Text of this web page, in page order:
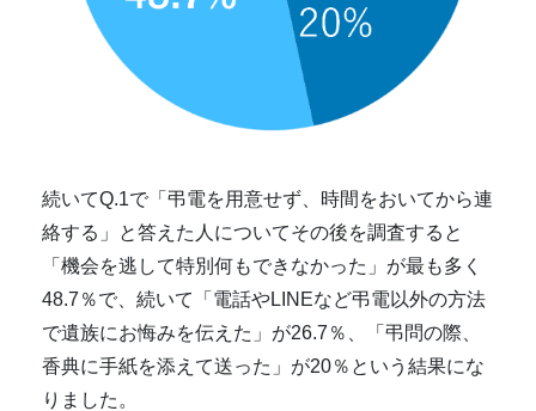
続いてQ.1で「弔電を用意せず、時間をおいてから連
絡する」と答えた人についてその後を調査すると
「機会を逃して特別何もできなかった」が最も多く
48.7％で、続いて「電話やLINEなど弔電以外の方法
で遺族にお悔みを伝えた」が26.7％、「弔問の際、
香典に手紙を添えて送った」が20％という結果にな
りました。